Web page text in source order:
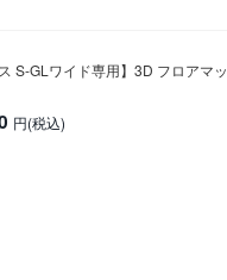
S-GLワイド専用】3D フロアマッ
円(税込)